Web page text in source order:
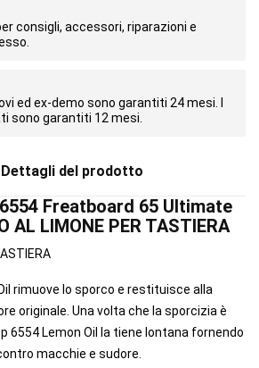
consigli, accessori, riparazioni e
ed ex-demo sono garantiti 24 mesi. I
sono garantiti 12 mesi.
Dettagli del prodotto
Freatboard 65 Ultimate
AL LIMONE PER TASTIERA
rimuove lo sporco e restituisce alla
originale. Una volta che la sporcizia è
6554 Lemon Oil la tiene lontana fornendo
macchie e sudore.